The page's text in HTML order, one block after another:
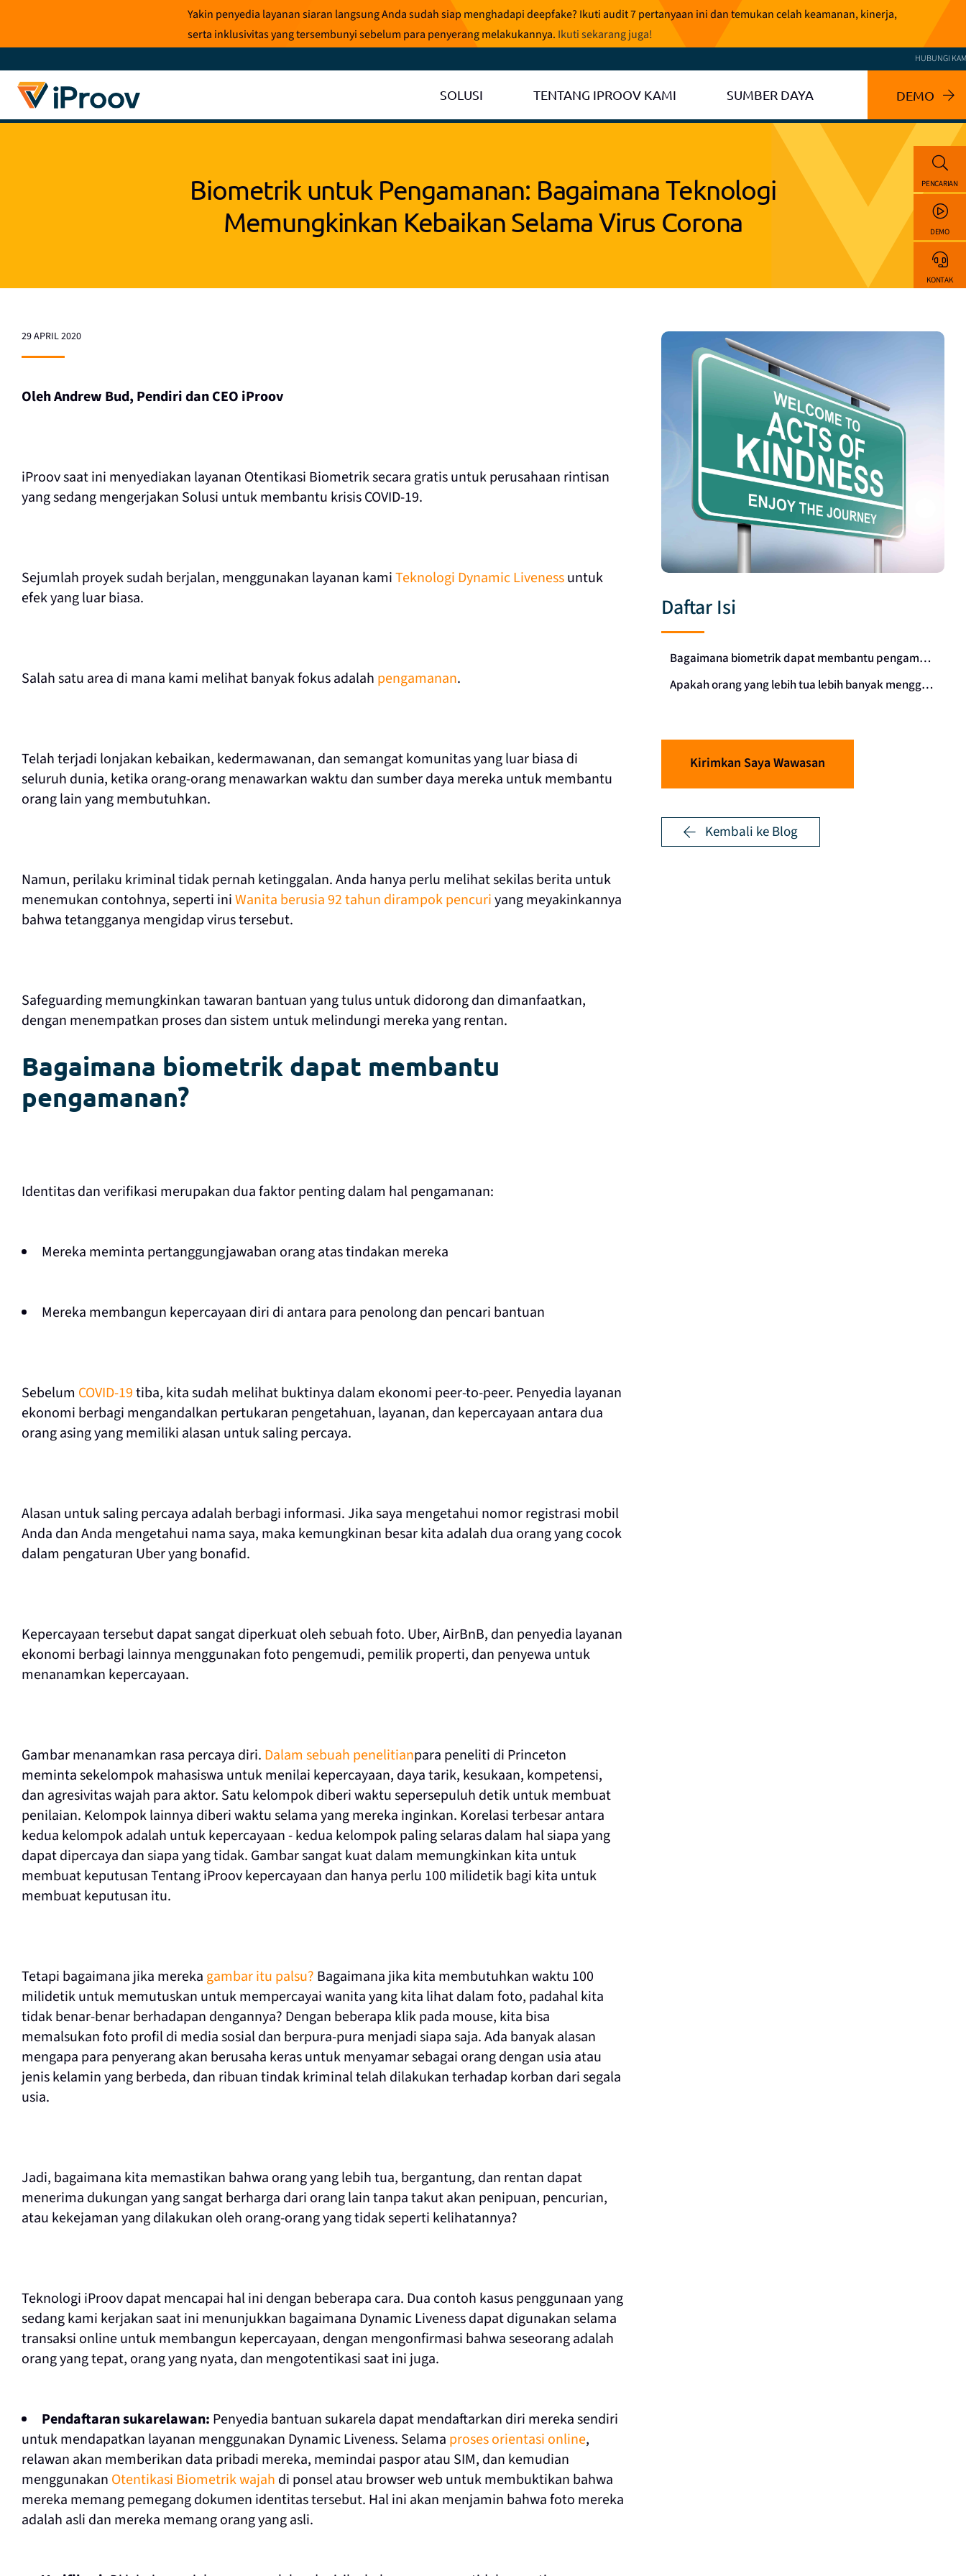
konten
Yakin penyedia layanan siaran langsung Anda sudah siap menghadapi deepfake? Ikuti audit 7 pertanyaan ini dan temukan celah keamanan, kinerja,
serta inklusivitas yang tersembunyi sebelum para penyerang melakukannya. Ikuti sekarang juga!
HUBUNGI
SOLUSI TENTANG IPROOV KAMI SUMBER DAYA DEMO
Biometrik untuk Pengamanan: Bagaimana Teknologi
Memungkinkan Kebaikan Selama Virus Corona
29 APRIL 2020
Oleh Andrew Bud, Pendiri dan CEO iProov
iProov saat ini menyediakan layanan Otentikasi Biometrik secara gratis untuk perusahaan rintisan
yang sedang mengerjakan Solusi untuk membantu krisis COVID-19.
Sejumlah proyek sudah berjalan, menggunakan layanan kamiTeknologi Dynamic Livenessuntuk
efek yang luar biasa.
Salah satu area di mana kami melihat banyak fokus adalah pengamanan.
Telah terjadi lonjakan kebaikan, kedermawanan, dan semangat komunitas yang luar biasa di
seluruh dunia, ketika orang-orang menawarkan waktu dan sumber daya mereka untuk membantu
orang lain yang membutuhkan.
Namun, perilaku kriminal tidak pernah ketinggalan. Anda hanya perlu melihat sekilas berita untuk
menemukan contohnya, seperti iniWanita berusia 92 tahun dirampok pencuriyang meyakinkannya
bahwa tetangganya mengidap virus tersebut.
Safeguarding memungkinkan tawaran bantuan yang tulus untuk didorong dan dimanfaatkan,
dengan menempatkan proses dan sistem untuk melindungi mereka yang rentan.
Bagaimana biometrik dapat membantu
pengamanan?
Identitas dan verifikasi merupakan dua faktor penting dalam hal pengamanan:
Mereka meminta pertanggungjawaban orang atas tindakan mereka
Mereka membangun kepercayaan diri di antara para penolong dan pencari bantuan
Sebelum COVID-19tiba, kita sudah melihat buktinya dalam ekonomi peer-to-peer. Penyedia layanan
ekonomi berbagi mengandalkan pertukaran pengetahuan, layanan, dan kepercayaan antara dua
orang asing yang memiliki alasan untuk saling percaya.
Alasan untuk saling percaya adalah berbagi informasi. Jika saya mengetahui nomor registrasi mobil
Anda dan Anda mengetahui nama saya, maka kemungkinan besar kita adalah dua orang yang cocok
dalam pengaturan Uber yang bonafid.
Kepercayaan tersebut dapat sangat diperkuat oleh sebuah foto. Uber, AirBnB, dan penyedia layanan
ekonomi berbagi lainnya menggunakan foto pengemudi, pemilik properti, dan penyewa untuk
menanamkan kepercayaan.
Gambar menanamkan rasa percaya diri. Dalam sebuah penelitianpara peneliti di Princeton
meminta sekelompok mahasiswa untuk menilai kepercayaan, daya tarik, kesukaan, kompetensi,
dan agresivitas wajah para aktor. Satu kelompok diberi waktu sepersepuluh detik untuk membuat
penilaian. Kelompok lainnya diberi waktu selama yang mereka inginkan. Korelasi terbesar antara
kedua kelompok adalah untuk kepercayaan - kedua kelompok paling selaras dalam hal siapa yang
dapat dipercaya dan siapa yang tidak. Gambar sangat kuat dalam memungkinkan kita untuk
membuat keputusan Tentang iProov kepercayaan dan hanya perlu 100 milidetik bagi kita untuk
membuat keputusan itu.
Tetapi bagaimana jika mereka gambar itu palsu? Bagaimana jika kita membutuhkan waktu 100
milidetik untuk memutuskan untuk mempercayai wanita yang kita lihat dalam foto, padahal kita
tidak benar-benar berhadapan dengannya? Dengan beberapa klik pada mouse, kita bisa
memalsukan foto profil di media sosial dan berpura-pura menjadi siapa saja. Ada banyak alasan
mengapa para penyerang akan berusaha keras untuk menyamar sebagai orang dengan usia atau
jenis kelamin yang berbeda, dan ribuan tindak kriminal telah dilakukan terhadap korban dari segala
usia.
Jadi, bagaimana kita memastikan bahwa orang yang lebih tua, bergantung, dan rentan dapat
menerima dukungan yang sangat berharga dari orang lain tanpa takut akan penipuan, pencurian,
atau kekejaman yang dilakukan oleh orang-orang yang tidak seperti kelihatannya?
Teknologi iProov dapat mencapai hal ini dengan beberapa cara. Dua contoh kasus penggunaan yang
sedang kami kerjakan saat ini menunjukkan bagaimana Dynamic Liveness dapat digunakan selama
transaksi online untuk membangun kepercayaan, dengan mengonfirmasi bahwa seseorang adalah
orang yang tepat, orang yang nyata, dan mengotentikasi saat ini juga.
Pendaftaran sukarelawan: Penyedia bantuan sukarela dapat mendaftarkan diri mereka sendiri
untuk mendapatkan layanan menggunakan Dynamic Liveness. Selama proses orientasi online,
relawan akan memberikan data pribadi mereka, memindai paspor atau SIM, dan kemudian
menggunakan Otentikasi Biometrik wajah di ponsel atau browser web untuk membuktikan bahwa
mereka memang pemegang dokumen identitas tersebut. Hal ini akan menjamin bahwa foto mereka
adalah asli dan mereka memang orang yang asli.
Daftar Isi
Bagaimana biometrik dapat membantu pengamanan?
Apakah orang yang lebih tua lebih banyak menggunakan teknologi selama virus corona?
Kirimkan Saya Wawasan
Kembali ke Blog
PENCARIAN
DEMO
KONTAK